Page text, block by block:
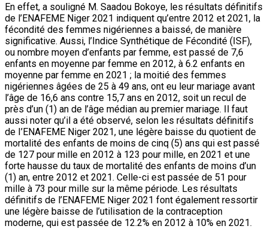
En effet, a souligné M. Saadou Bokoye, les résultats définitifs
de l’ENAFEME Niger 2021 indiquent qu’entre 2012 et 2021, la
fécondité des femmes nigériennes a baissé, de manière
significative. Aussi, l’Indice Synthétique de Fécondité (ISF),
ou nombre moyen d’enfants par femme, est passé de 7,6
enfants en moyenne par femme en 2012, à 6.2 enfants en
moyenne par femme en 2021 ; la moitié des femmes
nigériennes âgées de 25 à 49 ans, ont eu leur mariage avant
l’âge de 16,6 ans contre 15,7 ans en 2012, soit un recul de
près d’un (1) an de l’âge médian au premier mariage. Il faut
aussi noter qu’il a été observé, selon les résultats définitifs
de I’ENAFEME Niger 2021, une légère baisse du quotient de
mortalité des enfants de moins de cinq (5) ans qui est passé
de 127 pour mille en 2012 à 123 pour mille, en 2021 et une
forte hausse du taux de mortalité des enfants de moins d’un
(1) an, entre 2012 et 2021. Celle-ci est passée de 51 pour
mille à 73 pour mille sur la même période. Les résultats
définitifs de l’ENAFEME Niger 2021 font également ressortir
une légère baisse de l’utilisation de la contraception
moderne, qui est passée de 12.2% en 2012 à 10% en 2021.